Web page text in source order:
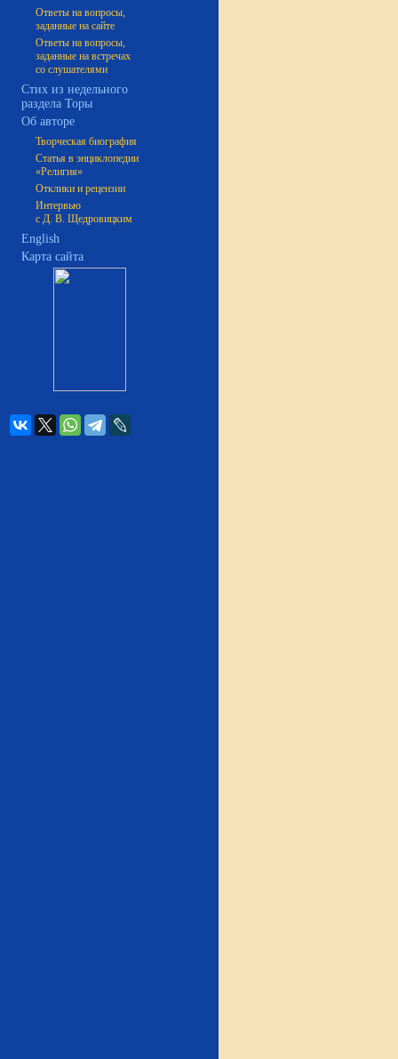
Ответы на вопросы,
заданные на сайте
Ответы на вопросы,
заданные на встречах
со слушателями
Стих из недельного
раздела Торы
Об авторе
Творческая биография
Статья в энциклопедии
«Религия»
Отклики и рецензии
Интервью
с Д. В. Щедровицким
English
Карта сайта